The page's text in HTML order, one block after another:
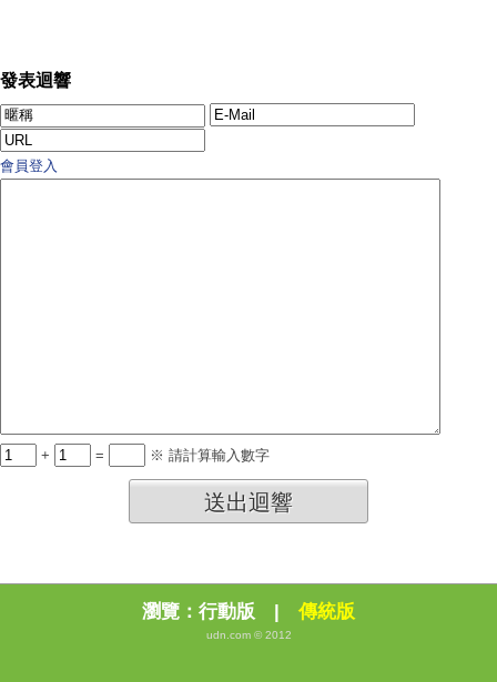
發表迴響
會員登入
+ = ※ 請計算輸入數字
送出迴響
瀏覽： 行動版 | 傳統版
udn.com © 2012